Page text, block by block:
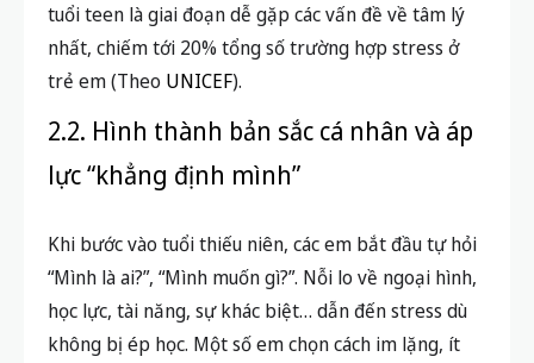
tuổi teen là giai đoạn dễ gặp các vấn đề về tâm lý
nhất, chiếm tới 20% tổng số trường hợp stress ở
trẻ em (Theo UNICEF).
2.2. Hình thành bản sắc cá nhân và áp
lực “khẳng định mình”
Khi bước vào tuổi thiếu niên, các em bắt đầu tự hỏi
“Mình là ai?”, “Mình muốn gì?”. Nỗi lo về ngoại hình,
học lực, tài năng, sự khác biệt… dẫn đến stress dù
không bị ép học. Một số em chọn cách im lặng, ít